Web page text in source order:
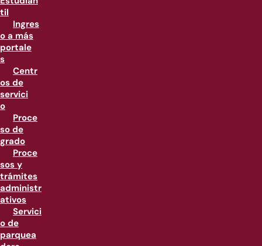
til
Ingres
o a más
portale
s
Centr
os de
servici
o
Proce
so de
grado
Proce
sos y
trámites
administr
ativos
Servici
o de
parquea